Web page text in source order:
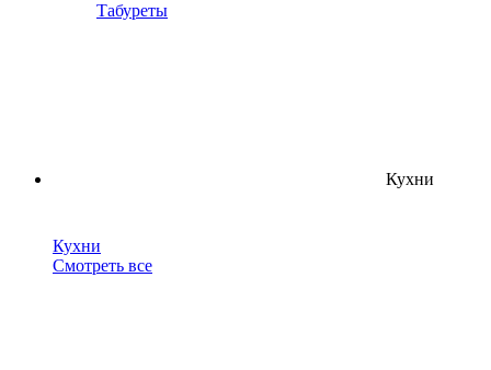
Табуреты
Кухни
Кухни
Смотреть все